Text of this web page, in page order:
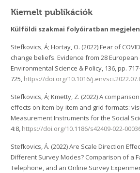
Kiemelt publikációk
Külföldi szakmai folyóiratban
Stefkovics, Á; Hortay, O. (2022) Fear of
change beliefs. Evidence from 28
Environmental Science & Policy, 136, pp. 717-
725, https://doi.org/10.1016/
Stefkovics, Á; Kmetty, Z. (2022) A
effects on item-by-item and grid formats:
Measurement Instruments for the Social
4:8, https://doi.org/10.1186/s42409-022-
Stefkovics, Á. (2022) Are Scale Direction
Different Survey Modes? Comparison of a
Telephone, and an Online Survey